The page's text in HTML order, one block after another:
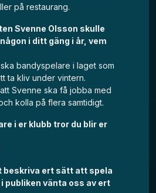
på restaurang.
Svenne Olsson skulle
i ditt gäng i år, vem
bandyspelare i laget som
ta kliv under vintern.
Svenne ska få jobba med
kolla på flera samtidigt.
i er klubb tror du blir er
beskriva ert sätt att spela
i publiken vänta oss av ert